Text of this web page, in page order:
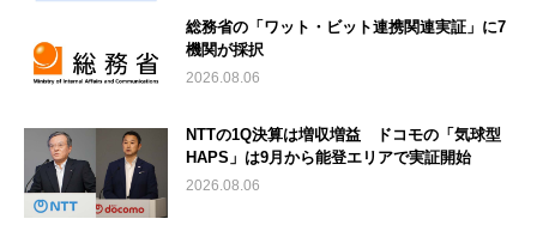
総務省の「ワット・ビット連携関連実証」に7
機関が採択
2026.08.06
NTTの1Q決算は増収増益 ドコモの「気球型
HAPS」は9月から能登エリアで実証開始
2026.08.06